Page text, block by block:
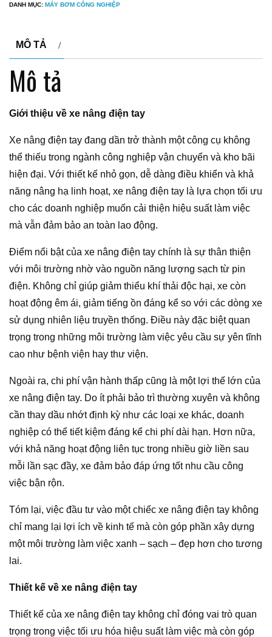
DANH MỤC: MÁY BƠM CÔNG NGHIỆP
MÔ TẢ
Mô tả
Giới thiệu về xe nâng điện tay
Xe nâng điện tay đang dần trở thành một công cụ không
thể thiếu trong ngành công nghiệp vận chuyển và kho bãi
hiện đại. Với thiết kế nhỏ gọn, dễ dàng điều khiển và khả
năng nâng hạ linh hoạt, xe nâng điện tay là lựa chọn tối ưu
cho các doanh nghiệp muốn cải thiện hiệu suất làm việc
mà vẫn đảm bảo an toàn lao động.
Điểm nổi bật của xe nâng điện tay chính là sự thân thiện
với môi trường nhờ vào nguồn năng lượng sạch từ pin
điện. Không chỉ giúp giảm thiểu khí thải độc hại, xe còn
hoạt động êm ái, giảm tiếng ồn đáng kể so với các dòng xe
sử dụng nhiên liệu truyền thống. Điều này đặc biệt quan
trọng trong những môi trường làm việc yêu cầu sự yên tĩnh
cao như bệnh viện hay thư viện.
Ngoài ra, chi phí vận hành thấp cũng là một lợi thế lớn của
xe nâng điện tay. Do ít phải bảo trì thường xuyên và không
cần thay dầu nhớt định kỳ như các loại xe khác, doanh
nghiệp có thể tiết kiệm đáng kể chi phí dài hạn. Hơn nữa,
với khả năng hoạt động liên tục trong nhiều giờ liền sau
mỗi lần sạc đầy, xe đảm bảo đáp ứng tốt nhu cầu công
việc bận rộn.
Tóm lại, việc đầu tư vào một chiếc xe nâng điện tay không
chỉ mang lại lợi ích về kinh tế mà còn góp phần xây dựng
một môi trường làm việc xanh – sạch – đẹp hơn cho tương
lai.
Thiết kế về xe nâng điện tay
Thiết kế của xe nâng điện tay không chỉ đóng vai trò quan
trọng trong việc tối ưu hóa hiệu suất làm việc mà còn góp